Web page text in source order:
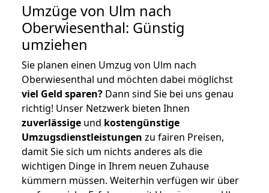
Umzüge von Ulm nach
Oberwiesenthal: Günstig
umziehen
Sie planen einen Umzug von Ulm nach
Oberwiesenthal und möchten dabei möglichst
viel Geld sparen? Dann sind Sie bei uns genau
richtig! Unser Netzwerk bieten Ihnen
zuverlässige und kostengünstige
Umzugsdienstleistungen zu fairen Preisen,
damit Sie sich um nichts anderes als die
wichtigen Dinge in Ihrem neuen Zuhause
kümmern müssen. Weiterhin verfügen wir über